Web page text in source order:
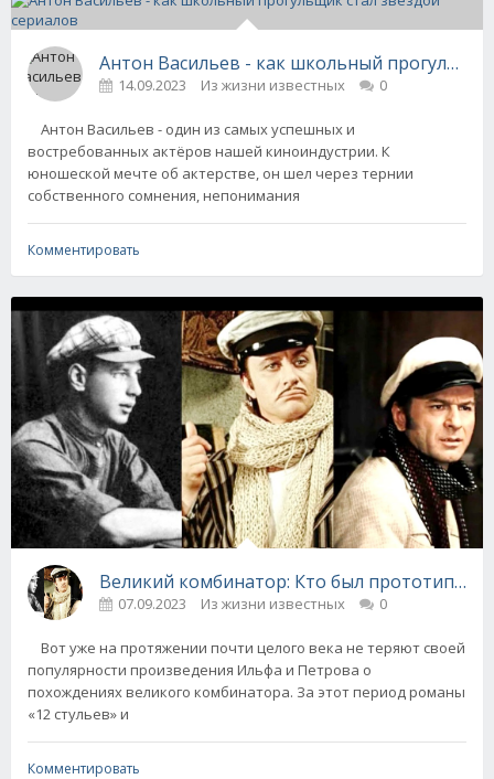
Антон Васильев - как школьный
14.09.2023 Из жизни известных 0
Антон Васильев - один из самых успешных и
востребованных актёров нашей киноиндустрии. К
юношеской мечте об актерстве, он шел через тернии
собственного сомнения, непонимания
Комментировать
Великий комбинатор: Кто был прототипом
07.09.2023 Из жизни известных 0
Вот уже на протяжении почти целого века не теряют своей
популярности произведения Ильфа и Петрова о
похождениях великого комбинатора. За этот период романы
«12 стульев» и
Комментировать